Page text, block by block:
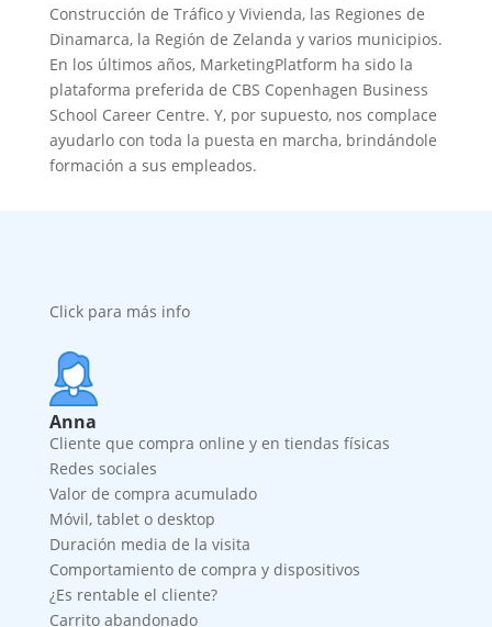
Construcción de Tráfico y Vivienda, las Regiones de
Dinamarca, la Región de Zelanda y varios municipios.
En los últimos años, MarketingPlatform ha sido la
plataforma preferida de CBS Copenhagen Business
School Career Centre. Y, por supuesto, nos complace
ayudarlo con toda la puesta en marcha, brindándole
formación a sus empleados.
Click para más info
Anna
Cliente que compra online y en tiendas físicas
Redes sociales
Valor de compra acumulado
Móvil, tablet o desktop
Duración media de la visita
Comportamiento de compra y dispositivos
¿Es rentable el cliente?
Carrito abandonado